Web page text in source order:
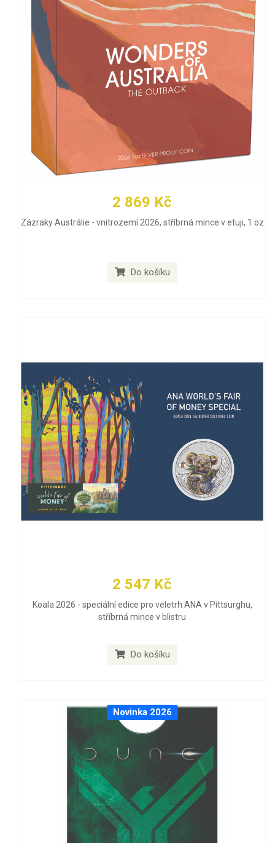
2 869 Kč
Zázraky Austrálie - vnitrozemí 2026, stříbrná mince v etuji, 1 oz
Do košíku
2 547 Kč
Koala 2026 - speciální edice pro veletrh ANA v Pittsurghu,
stříbrná mince v blistru
Do košíku
Novinka 2026